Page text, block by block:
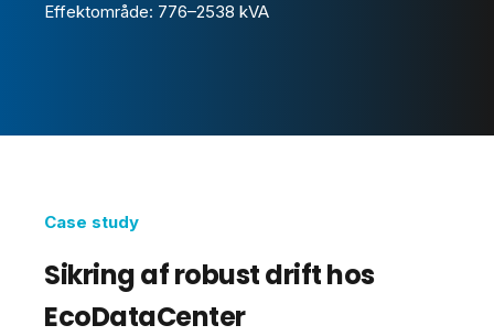
Effektområde: 776–2538 kVA
Case study
Sikring af robust drift hos
EcoDataCenter